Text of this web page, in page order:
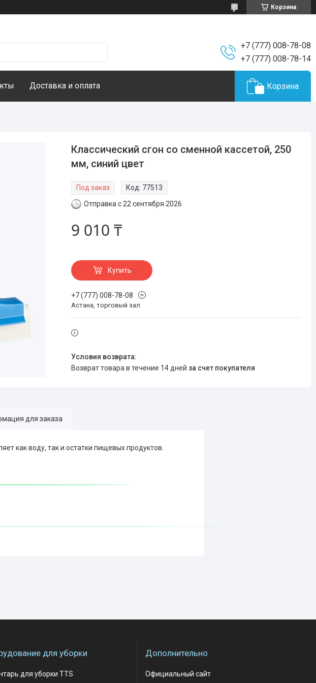
Корзина
+7 (777) 008-78-08
+7 (777) 008-78-14
Доставка и оплата Корзина
Классический сгон со сменной кассетой, 250
мм, синий цвет
Под заказ Код: 77513
Отправка с 22 сентября 2026
9 010 ₸
Купить
+7 (777) 008-78-08
Астана, торговый зал
возврат товара в течение 14 дней за счет покупателя
для заказа
как воду, так и остатки пищевых продуктов.
для уборки
для уборки TTS
Дополнительно
Официальный сайт